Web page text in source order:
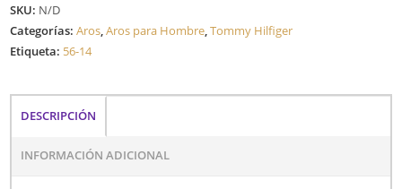
SKU: N/D
Categorías:Aros,Aros para Hombre,Tommy Hilfiger
Etiqueta: 56-14
DESCRIPCIÓN
INFORMACIÓN ADICIONAL